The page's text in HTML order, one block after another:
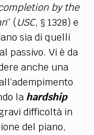
by the
” (USC, § 1328) e
sia di quelli
passivo. Vi è da
anche una
la hardship
difficoltà in
del piano,